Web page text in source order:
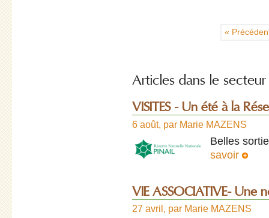
«
Articles dans le secteur
VISITES - Un été à la
6 août, par Marie MAZENS
Belles
savoir
VIE ASSOCIATIVE- Une
27 avril , par Marie MAZENS